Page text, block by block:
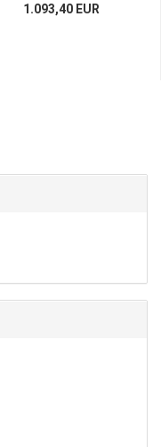
1.093,40 EUR